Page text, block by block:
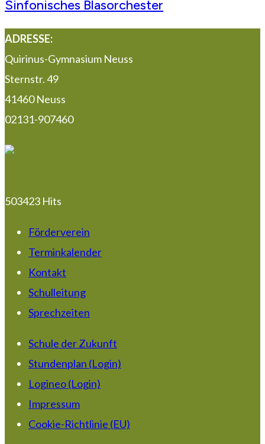
Sinfonisches Blasorchester
ADRESSE:
Quirinus-Gymnasium Neuss
Sternstr. 49
41460 Neuss
02131-907460
503423 Hits
Förderverein
Terminkalender
Kontakt
Schulleitung
Sprechzeiten
Schule der Zukunft
Stundenplan (Login)
Logineo (Login)
Impressum
Cookie-Richtlinie (EU)